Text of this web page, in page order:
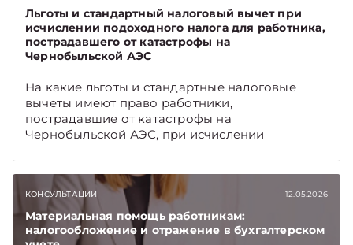
Льготы и стандартный налоговый вычет при
исчислении подоходного налога для работника,
пострадавшего от катастрофы на
Чернобыльской АЭС
На какие льготы и стандартные налоговые
вычеты имеют право работники,
пострадавшие от катастрофы на
Чернобыльской АЭС, при исчислении
Подписывайтесь на Telegram‑канал и Viber,
чтобы не пропускать новые статьи
TelegramViber
КОНСУЛЬТАЦИИ 12.05.2026
Материальная помощь работникам:
налогообложение и отражение в бухгалтерском